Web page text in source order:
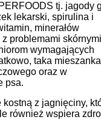
tj. jagody
lekarski, spirulina i
minerałów
problemami
wymagających
taka mieszanka
oraz w
psa.
kostną z jagnięciny,
również wspiera